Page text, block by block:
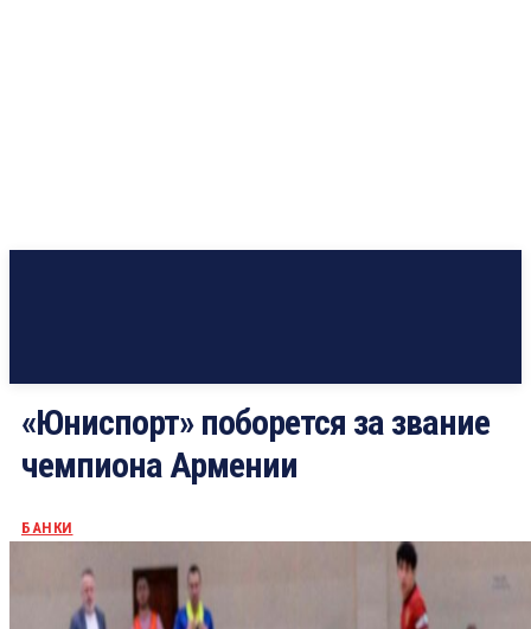
«Юниспорт» поборется за звание
чемпиона Армении
БАНКИ